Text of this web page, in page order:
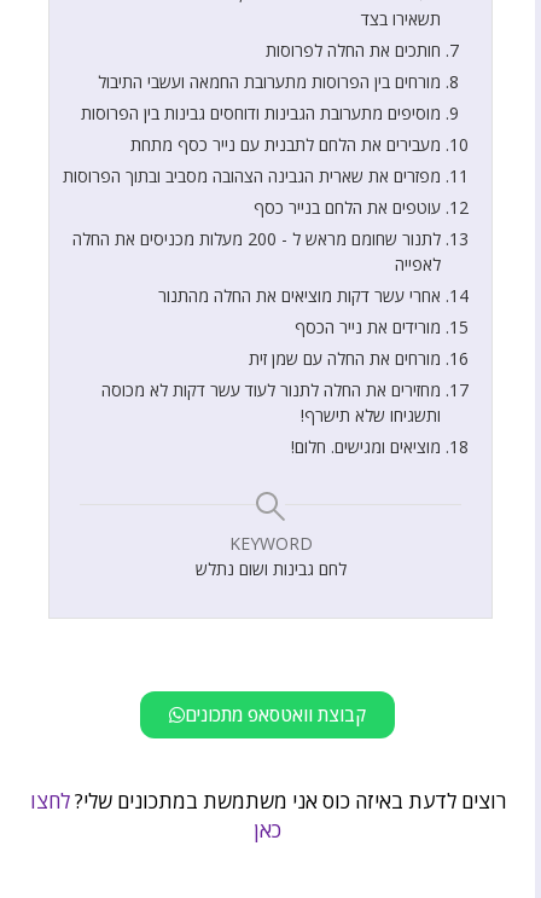
תשאירו בצד
חותכים את החלה לפרוסות
מורחים בין הפרוסות מתערובת החמאה ועשבי התיבול
מוסיפים מתערובת הגבינות ודוחסים גבינות בין הפרוסות
מעבירים את הלחם לתבנית עם נייר כסף מתחת
מפזרים את שארית הגבינה הצהובה מסביב ובתוך הפרוסות
עוטפים את הלחם בנייר כסף
לתנור שחומם מראש ל - 200 מעלות מכניסים את החלה
לאפייה
אחרי עשר דקות מוציאים את החלה מהתנור
מורידים את נייר הכסף
מורחים את החלה עם שמן זית
מחזירים את החלה לתנור לעוד עשר דקות לא מכוסה
ותשגיחו שלא תישרף!
מוציאים ומגישים. חלום!
KEYWORD
לחם גבינות ושום נתלש
קבוצת וואטסאפ מתכונים
רוצים לדעת באיזה כוס אני משתמשת במתכונים שלי?לחצו
כאן